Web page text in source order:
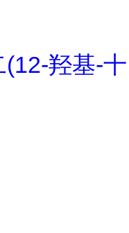
(12-羟基-十